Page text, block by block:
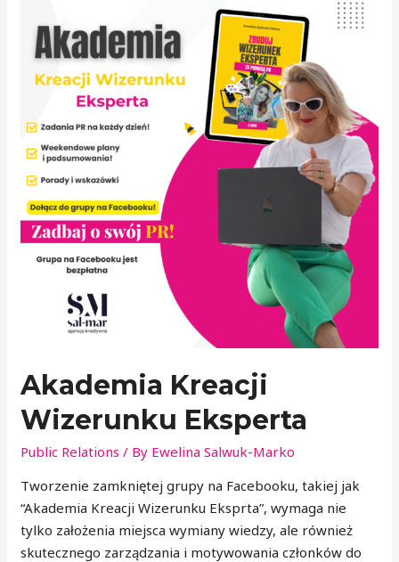
Akademia Kreacji
Wizerunku Eksperta
Public Relations / By Ewelina Salwuk-Marko
Tworzenie zamkniętej grupy na Facebooku, takiej jak
“Akademia Kreacji Wizerunku Eksprta”, wymaga nie
tylko założenia miejsca wymiany wiedzy, ale również
skutecznego zarządzania i motywowania członków do